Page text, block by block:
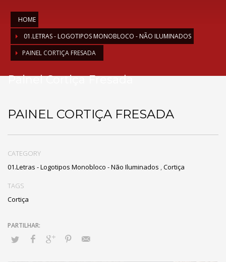
HOME
01.LETRAS - LOGOTIPOS MONOBLOCO - NÃO ILUMINADOS
PAINEL CORTIÇA FRESADA
Painel Cortiça Fresada
PAINEL CORTIÇA FRESADA
CATEGORY
01.Letras - Logotipos Monobloco - Não Iluminados ,Cortiça
TAGS
Cortiça